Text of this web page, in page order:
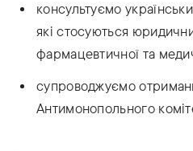
консультуємо
які стосуються
фармацевтичної та
супроводжуємо
Антимонопольного